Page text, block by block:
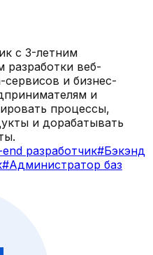
с 3-летним
веб-
и бизнес-
и
процессы,
и дорабатывать
разработчик#Бэкэнд
#Администратор баз